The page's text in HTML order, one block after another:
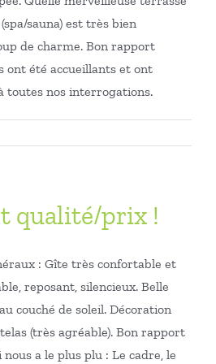
sauna) est très bien
de charme. Bon rapport
ont été accueillants et ont
toutes nos interrogations.
qualité/prix !
: Gîte très confortable et
reposant, silencieux. Belle
couché de soleil. Décoration
(très agréable). Bon rapport
nous a le plus plu : Le cadre, le